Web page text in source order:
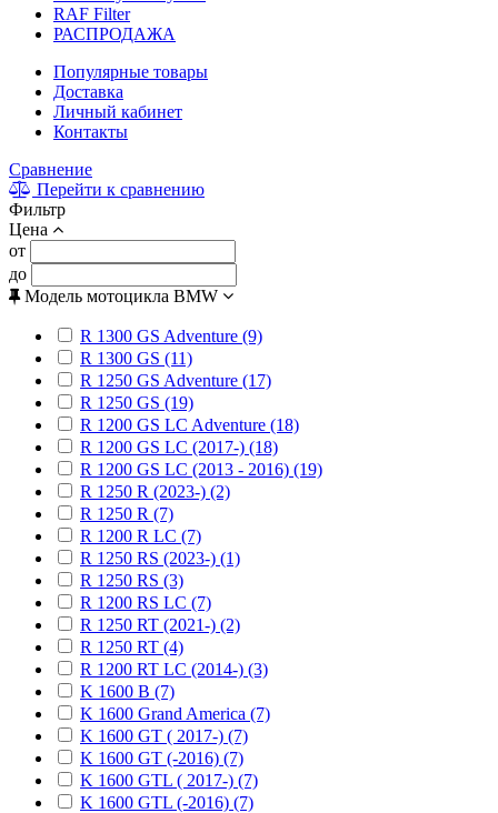
RAF Filter
РАСПРОДАЖА
Популярные товары
Доставка
Личный кабинет
Контакты
Сравнение
Перейти к сравнению
Фильтр
Цена
от
до
Модель мотоцикла BMW
R 1300 GS Adventure (9)
R 1300 GS (11)
R 1250 GS Adventure (17)
R 1250 GS (19)
R 1200 GS LC Adventure (18)
R 1200 GS LC (2017-) (18)
R 1200 GS LC (2013 - 2016) (19)
R 1250 R (2023-) (2)
R 1250 R (7)
R 1200 R LC (7)
R 1250 RS (2023-) (1)
R 1250 RS (3)
R 1200 RS LC (7)
R 1250 RT (2021-) (2)
R 1250 RT (4)
R 1200 RT LC (2014-) (3)
K 1600 B (7)
K 1600 Grand America (7)
K 1600 GT ( 2017-) (7)
K 1600 GT (-2016) (7)
K 1600 GTL ( 2017-) (7)
K 1600 GTL (-2016) (7)